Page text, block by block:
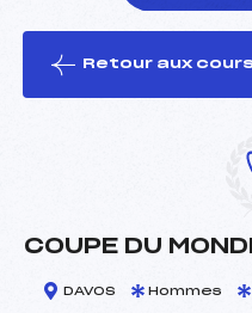
le ski
Retour aux
COUPE DU
DAVOS Hommes